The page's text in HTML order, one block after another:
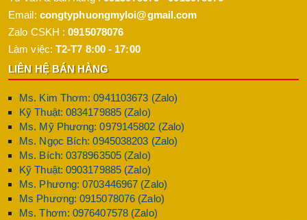
Email: congtyphuongmyloi@gmail.com
Zalo CSKH :0915078076
Làm việc: T2-T7 8:00 - 17:00
LIÊN HỆ BÁN HÀNG
Ms. Kim Thơm: 0941103673 (Zalo)
Kỹ Thuật: 0834179885 (Zalo)
Ms. Mỹ Phương: 0979145802 (Zalo)
Ms. Ngọc Bích: 0945038203 (Zalo)
Ms. Bích: 0378963505 (Zalo)
Kỹ Thuật: 0903179885 (Zalo)
Ms. Phương: 0703446967 (Zalo)
Ms Phương: 0915078076 (Zalo)
Ms. Thơm: 0976407578 (Zalo)